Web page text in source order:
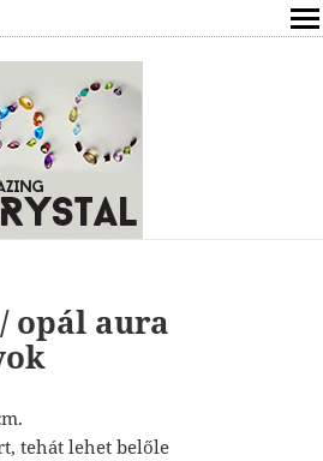
ÍRÁSOK
HATÁSAI
ELÉRHETŐSÉG
opál aura
tehát lehet belőle